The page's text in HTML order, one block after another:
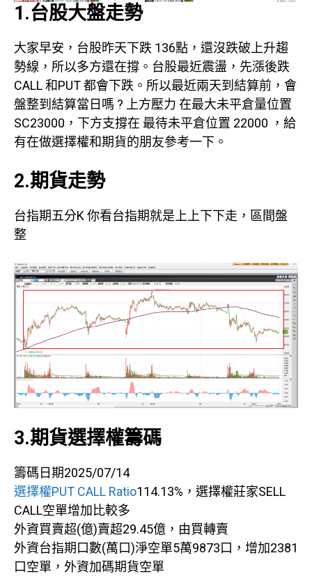
1.台股大盤走勢
大家早安，台股昨天下跌 136點，還沒跌破上升趨
勢線，所以多方還在撐。台股最近震盪，先漲後跌
CALL 和PUT 都會下跌。所以最近兩天到結算前，會
盤整到結算當日嗎 ? 上方壓力 在最大未平倉量位置
SC23000，下方支撐在 最待未平倉位置 22000 ，給
有在做選擇權和期貨的朋友參考一下。
2.期貨走勢
台指期五分K 你看台指期就是上上下下走，區間盤
整
3.期貨選擇權籌碼
籌碼日期2025/07/14
選擇權PUT CALL Ratio114.13%，選擇權莊家SELL
CALL空單增加比較多
外資買賣超(億)賣超29.45億，由買轉賣
外資台指期口數(萬口)淨空單5萬9873口，增加2381
口空單，外資加碼期貨空單